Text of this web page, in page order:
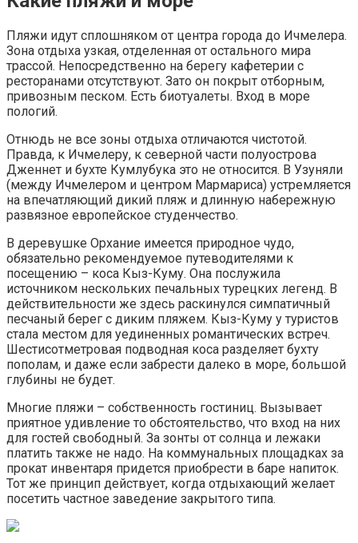
Пляжи идут сплошняком от центра города до Ичмелера.
Зона отдыха узкая, отделенная от остального мира
трассой. Непосредственно на берегу кафетерии с
ресторанами отсутствуют. Зато он покрыт отборным,
привозным песком. Есть биотуалеты. Вход в море
пологий.
Отнюдь не все зоны отдыха отличаются чистотой.
Правда, к Ичмелеру, к северной части полуострова
Дженнет и бухте Кумлубука это не относится. В Узуняли
(между Ичмелером и центром Мармариса) устремляется
на впечатляющий дикий пляж и длинную набережную
развязное европейское студенчество.
В деревушке Орхание имеется природное чудо,
обязательно рекомендуемое путеводителями к
посещению – коса Кыз-Куму. Она послужила
источником нескольких печальных турецких легенд. В
действительности же здесь раскинулся симпатичный
песчаный берег с диким пляжем. Кыз-Куму у туристов
стала местом для уединенных романтических встреч.
Шестисотметровая подводная коса разделяет бухту
пополам, и даже если забрести далеко в море, большой
глубины не будет.
Многие пляжи – собственность гостиниц. Вызывает
приятное удивление то обстоятельство, что вход на них
для гостей свободный. За зонты от солнца и лежаки
платить также не надо. На коммунальных площадках за
прокат инвентаря придется приобрести в баре напиток.
Тот же принцип действует, когда отдыхающий желает
посетить частное заведение закрытого типа.